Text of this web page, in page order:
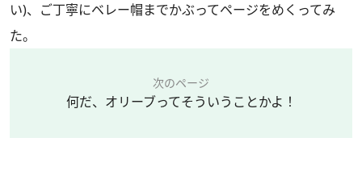
い)、ご丁寧にベレー帽までかぶってページをめくってみ
た。
次のページ
何だ、オリーブってそういうことかよ！